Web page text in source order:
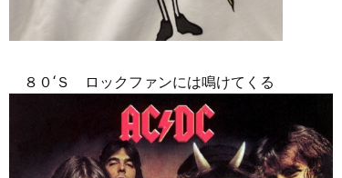
８０‘Ｓ ロックファンには鳴けてくる